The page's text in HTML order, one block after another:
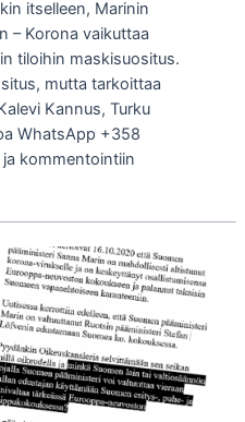
itselleen, Marinin
– Korona vaikuttaa
tiloihin maskisuositus.
mutta tarkoittaa
Kannus, Turku
WhatsApp +358
kommentointiin